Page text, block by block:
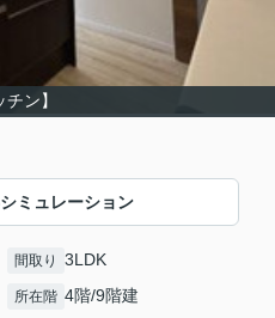
チン】
ミュレーション
間取り 3LDK
所在階 4階/9階建